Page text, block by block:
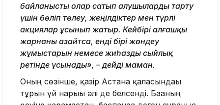
байланысты олар сатып алушыларды тарту
үшін бөліп төлеу, жеңілдіктер мен түрлі
акциялар ұсынып жатыр. Кейбірі алғашқы
жарнаны азайтса, енді бірі жөндеу
жұмыстарын немесе жиһазды сыйлық
ретінде ұсынады», – дейді маман.
Оның сөзінше, қазір Астана қаласындағы
тұрғын үй нарығы әлі де белсенді. Бағаның